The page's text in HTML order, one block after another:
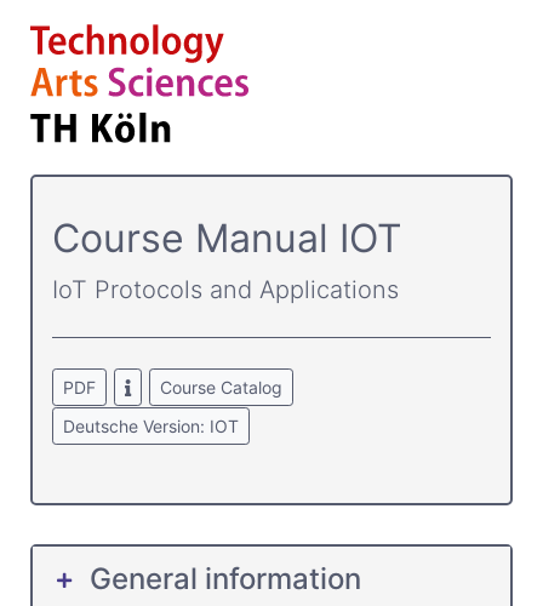
Course­ Manual IOT
IoT Protocols and Applications
PDF
Course Catalog
Deutsche Version: IOT
General information